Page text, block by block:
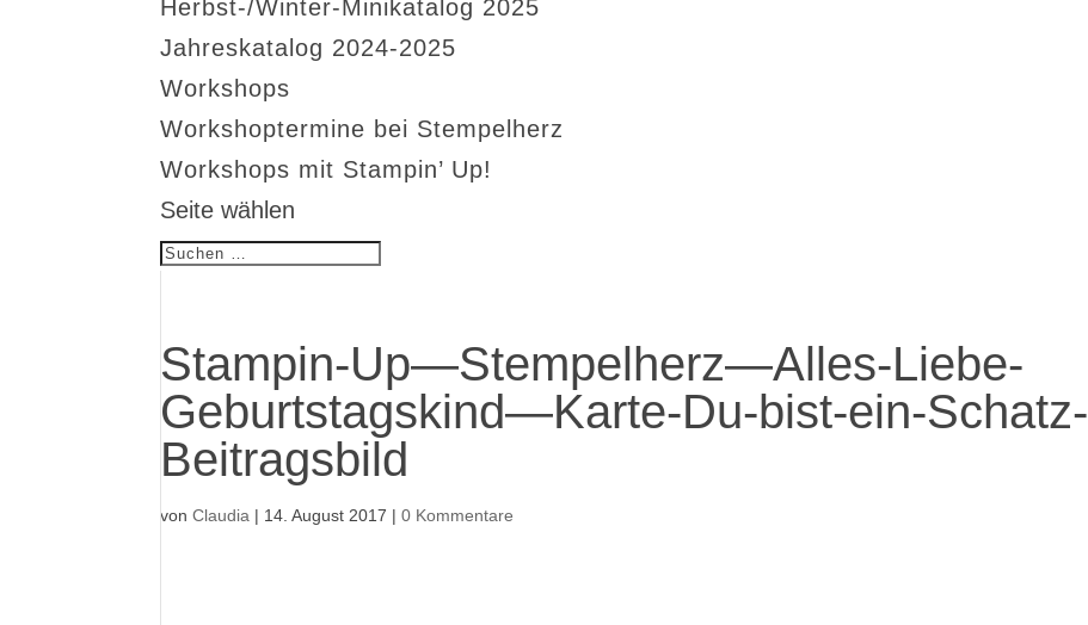
Herbst-/Winter-Minikatalog 2025
Jahreskatalog 2024-2025
Workshops
Workshoptermine bei Stempelherz
Workshops mit Stampin’ Up!
Seite wählen
Stampin-Up—Stempelherz—Alles-Liebe-
Geburtstagskind—Karte-Du-bist-ein-Schatz-
Beitragsbild
vonClaudia | 14. August 2017 |0 Kommentare